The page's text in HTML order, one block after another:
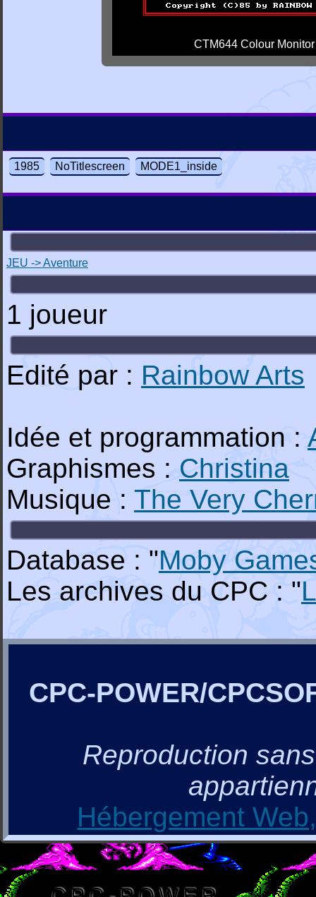
CTM644 Colour Monitor
1985 NoTitlescreen MODE1_inside
JEU -> Aventure
1 joueur
Edité par : Rainbow Arts
Idée et programmation :
Graphismes : Christina
Musique : The Very
Database : "Moby
Les archives du CPC : "
CPC-POWER/
Reproduction
Hébergement